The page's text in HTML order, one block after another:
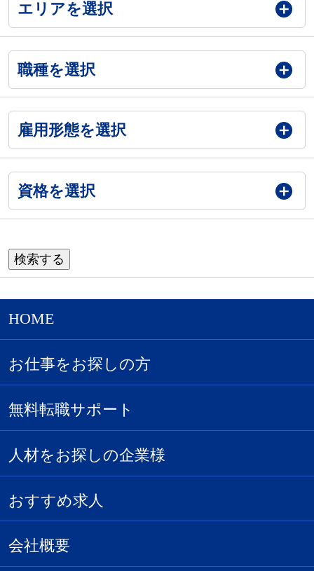
エリアを選択
職種を選択
雇用形態を選択
資格を選択
HOME
お仕事をお探しの方
無料転職サポート
人材をお探しの企業様
おすすめ求人
会社概要